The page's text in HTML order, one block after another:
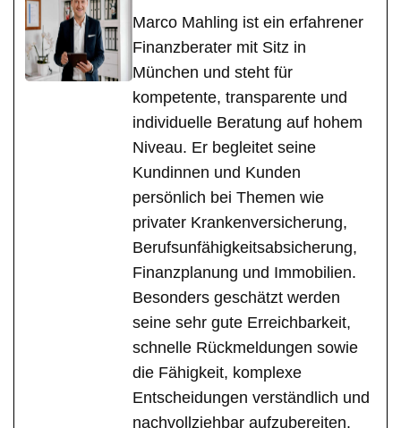
Marco Mahling ist ein erfahrener
Finanzberater mit Sitz in
München und steht für
kompetente, transparente und
individuelle Beratung auf hohem
Niveau. Er begleitet seine
Kundinnen und Kunden
persönlich bei Themen wie
privater Krankenversicherung,
Berufsunfähigkeitsabsicherung,
Finanzplanung und Immobilien.
Besonders geschätzt werden
seine sehr gute Erreichbarkeit,
schnelle Rückmeldungen sowie
die Fähigkeit, komplexe
Entscheidungen verständlich und
nachvollziehbar aufzubereiten.